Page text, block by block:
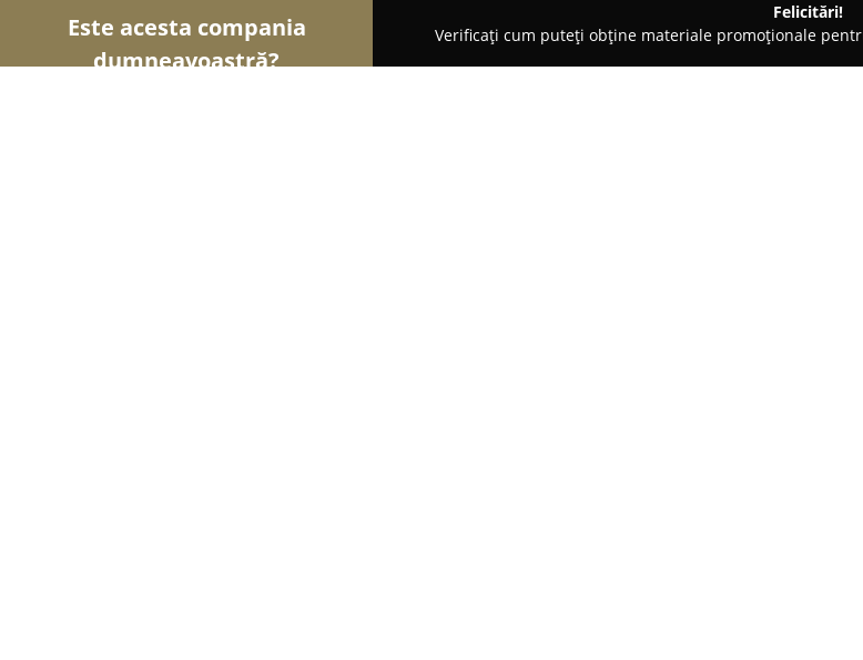
Este acesta compania
dumneavoastră?
Felicitări!
Verificați cum puteți obține materiale promoționale